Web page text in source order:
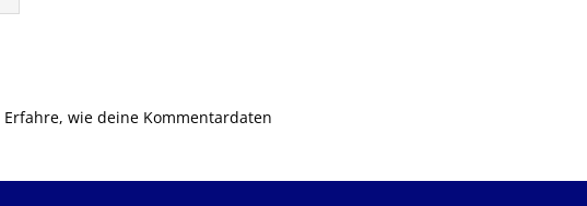
Erfahre, wie deine Kommentardaten